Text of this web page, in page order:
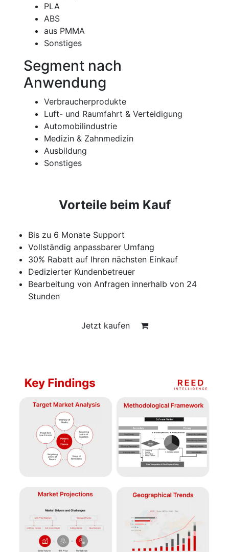
PLA
ABS
aus PMMA
Sonstiges
Segment nach
Anwendung
Verbraucherprodukte
Luft- und Raumfahrt & Verteidigung
Automobilindustrie
Medizin & Zahnmedizin
Ausbildung
Sonstiges
Vorteile beim Kauf
Bis zu 6 Monate Support
Vollständig anpassbarer Umfang
30% Rabatt auf Ihren nächsten Einkauf
Dedizierter Kundenbetreuer
Bearbeitung von Anfragen innerhalb von 24
Stunden
Jetzt kaufen